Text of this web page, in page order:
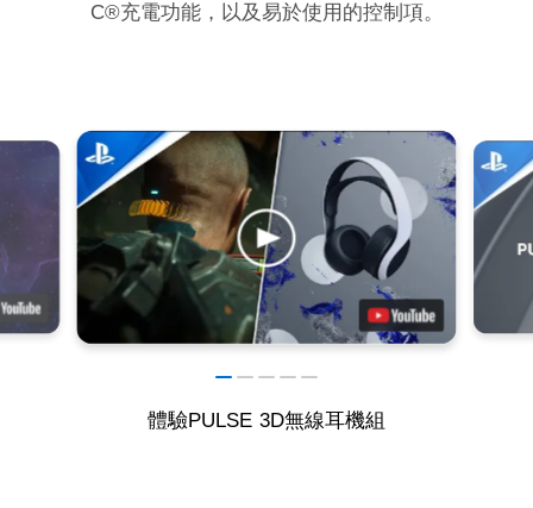
C®充電功能，以及易於使用的控制項。
體驗PULSE 3D無線耳機組